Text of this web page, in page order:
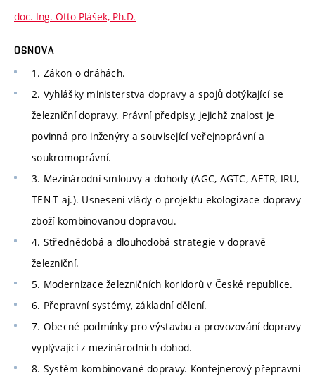
doc. Ing. Otto Plášek, Ph.D.
OSNOVA
1. Zákon o dráhách.
2. Vyhlášky ministerstva dopravy a spojů dotýkající se
železniční dopravy. Právní předpisy, jejichž znalost je
povinná pro inženýry a související veřejnoprávní a
soukromoprávní.
3. Mezinárodní smlouvy a dohody (AGC, AGTC, AETR, IRU,
TEN-T aj.). Usnesení vlády o projektu ekologizace dopravy
zboží kombinovanou dopravou.
4. Střednědobá a dlouhodobá strategie v dopravě
železniční.
5. Modernizace železničních koridorů v České republice.
6. Přepravní systémy, základní dělení.
7. Obecné podmínky pro výstavbu a provozování dopravy
vyplývající z mezinárodních dohod.
8. Systém kombinované dopravy. Kontejnerový přepravní